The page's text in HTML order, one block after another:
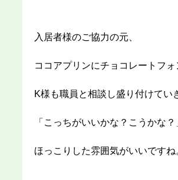
入居者様のご協力の元、
ココアプリンにチョコレートフ
K様も職員と相談し盛り付けてい
「こっちがいいかな？こうかな？
ほっこりした雰囲気がいいですね